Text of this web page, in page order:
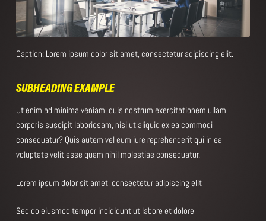
Caption: Lorem ipsum dolor sit amet, consectetur adipiscing elit.
SUBHEADING EXAMPLE
Ut enim ad minima veniam, quis nostrum exercitationem ullam
corporis suscipit laboriosam, nisi ut aliquid ex ea commodi
consequatur? Quis autem vel eum iure reprehenderit qui in ea
voluptate velit esse quam nihil molestiae consequatur.
Lorem ipsum dolor sit amet, consectetur adipiscing elit
Sed do eiusmod tempor incididunt ut labore et dolore